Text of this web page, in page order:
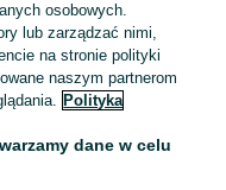
GLK X164
W221 W204 E
320 CDI
Pakietem
osobowych.
lub zarządzać nimi,
na stronie polityki
naszym partnerom
Polityka
dane w celu